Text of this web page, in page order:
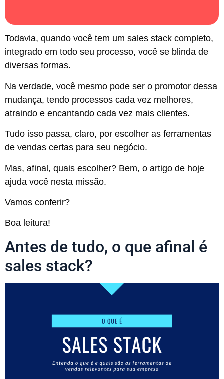
Todavia, quando você tem um sales stack completo,
integrado em todo seu processo, você se blinda de
diversas formas.
Na verdade, você mesmo pode ser o promotor dessa
mudança, tendo processos cada vez melhores,
atraindo e encantando cada vez mais clientes.
Tudo isso passa, claro, por escolher as ferramentas
de vendas certas para seu negócio.
Mas, afinal, quais escolher? Bem, o artigo de hoje
ajuda você nesta missão.
Vamos conferir?
Boa leitura!
Antes de tudo, o que afinal é
sales stack?